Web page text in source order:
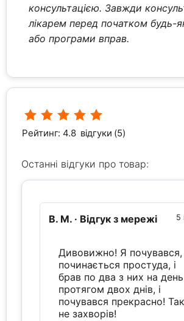
консультацією. Завжди
лікарем перед початком будь-
або програми вправ.
Рейтинг: 4.8 відгуки (5)
Останні відгуки про товар:
5
B. M. · Відгук з мережі
Дивовижно! Я
починається простуда, і
брав по два з них на день
протягом двох днів, і
почувався прекрасно! Так
не захворів!